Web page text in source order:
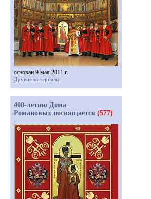
основан 9 мая 2011 г.
Другие материалы
400-летию Дома
Романовых посвящается (577)